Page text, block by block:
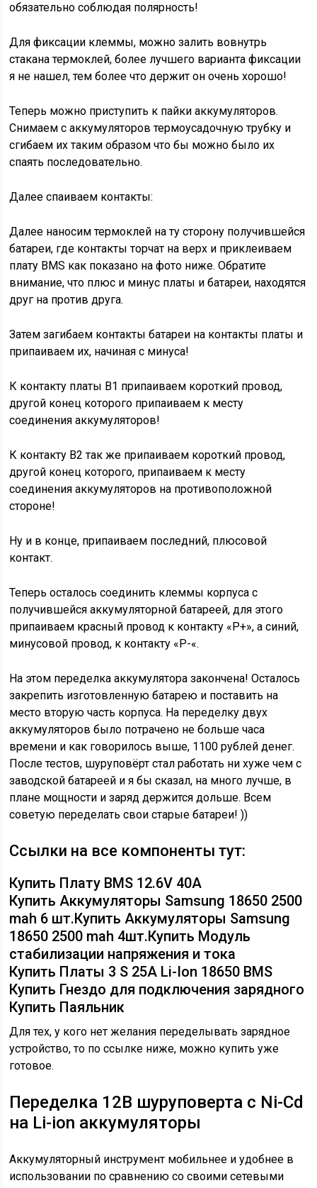
обязательно соблюдая полярность!
Для фиксации клеммы, можно залить вовнутрь
стакана термоклей, более лучшего варианта фиксации
я не нашел, тем более что держит он очень хорошо!
Теперь можно приступить к пайки аккумуляторов.
Снимаем с аккумуляторов термоусадочную трубку и
сгибаем их таким образом что бы можно было их
спаять последовательно.
Далее спаиваем контакты:
Далее наносим термоклей на ту сторону получившейся
батареи, где контакты торчат на верх и приклеиваем
плату BMS как показано на фото ниже. Обратите
внимание, что плюс и минус платы и батареи, находятся
друг на против друга.
Затем загибаем контакты батареи на контакты платы и
припаиваем их, начиная с минуса!
К контакту платы B1 припаиваем короткий провод,
другой конец которого припаиваем к месту
соединения аккумуляторов!
К контакту B2 так же припаиваем короткий провод,
другой конец которого, припаиваем к месту
соединения аккумуляторов на противоположной
стороне!
Ну и в конце, припаиваем последний, плюсовой
контакт.
Теперь осталось соединить клеммы корпуса с
получившейся аккумуляторной батареей, для этого
припаиваем красный провод к контакту «P+», а синий,
минусовой провод, к контакту «P-«.
На этом переделка аккумулятора закончена! Осталось
закрепить изготовленную батарею и поставить на
место вторую часть корпуса. На переделку двух
аккумуляторов было потрачено не больше часа
времени и как говорилось выше, 1100 рублей денег.
После тестов, шуруповёрт стал работать ни хуже чем с
заводской батареей и я бы сказал, на много лучше, в
плане мощности и заряд держится дольше. Всем
советую переделать свои старые батареи! ))
Ссылки на все компоненты тут:
Купить Плату BMS 12.6V 40A
Купить Аккумуляторы Samsung 18650 2500
mah 6 шт.Купить Аккумуляторы Samsung
18650 2500 mah 4шт.Купить Модуль
стабилизации напряжения и тока
Купить Платы 3 S 25A Li-Ion 18650 BMS
Купить Гнездо для подключения зарядного
Купить Паяльник
Для тех, у кого нет желания переделывать зарядное
устройство, то по ссылке ниже, можно купить уже
готовое.
Переделка 12В шуруповерта с Ni-Cd
на Li-ion аккумуляторы
Аккумуляторный инструмент мобильнее и удобнее в
использовании по сравнению со своими сетевыми